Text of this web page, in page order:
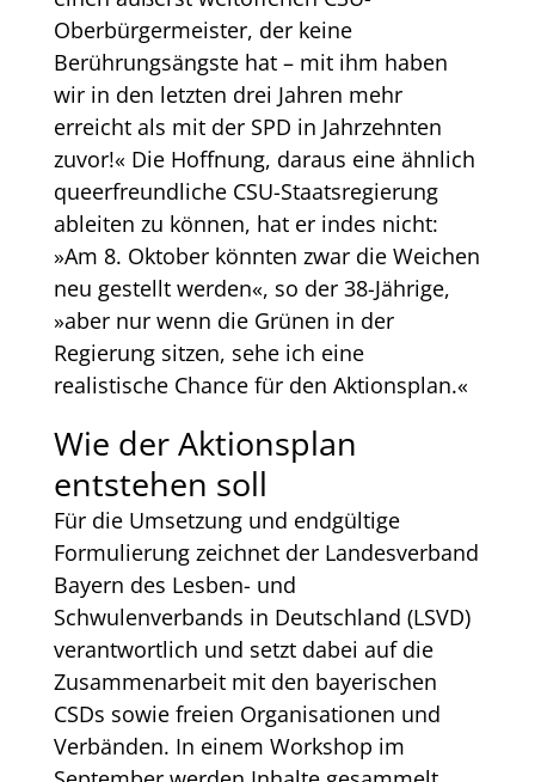
Oberbürgermeister, der keine
Berührungsängste hat – mit ihm haben
wir in den letzten drei Jahren mehr
erreicht als mit der SPD in Jahrzehnten
zuvor!« Die Hoffnung, daraus eine ähnlich
queerfreundliche CSU-Staatsregierung
ableiten zu können, hat er indes nicht:
»Am 8. Oktober könnten zwar die Weichen
neu gestellt werden«, so der 38-Jährige,
»aber nur wenn die Grünen in der
Regierung sitzen, sehe ich eine
realistische Chance für den Aktionsplan.«
Wie der Aktionsplan
entstehen soll
Für die Umsetzung und endgültige
Formulierung zeichnet der Landesverband
Bayern des Lesben- und
Schwulenverbands in Deutschland (LSVD)
verantwortlich und setzt dabei auf die
Zusammenarbeit mit den bayerischen
CSDs sowie freien Organisationen und
Verbänden. In einem Workshop im